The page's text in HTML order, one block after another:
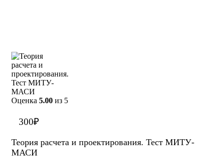
Оценка 5.00 из 5
300₽
Теория расчета и проектирования. Тест МИТУ-
МАСИ